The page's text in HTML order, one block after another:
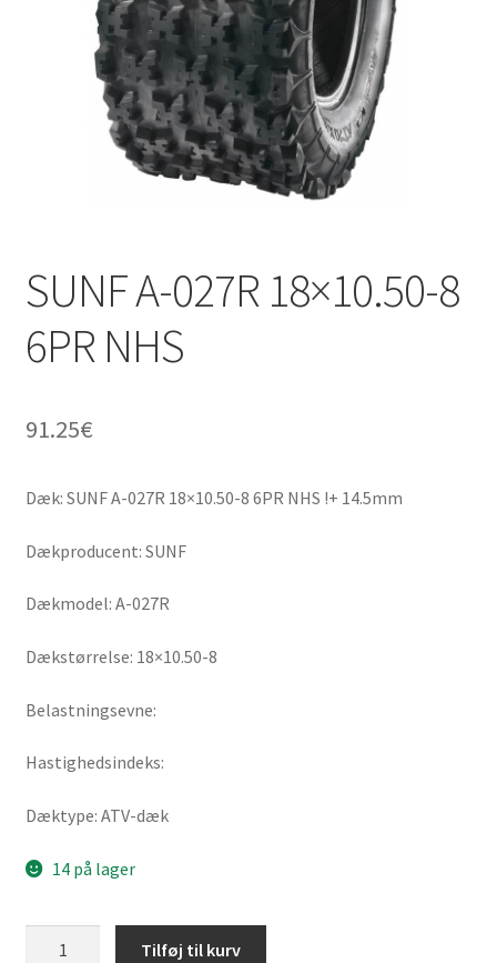
SUNF A-027R 18×10.50-8
6PR NHS
91.25€
Dæk: SUNF A-027R 18×10.50-8 6PR NHS !+ 14.5mm
Dækproducent: SUNF
Dækmodel: A-027R
Dækstørrelse: 18×10.50-8
Belastningsevne:
Hastighedsindeks:
Dæktype: ATV-dæk
14 på lager
Tilføj til kurv